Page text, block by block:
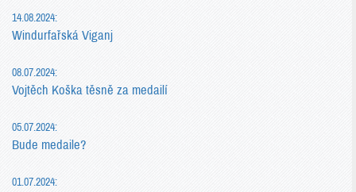
14.08.2024:
Windurfařská Viganj
08.07.2024:
Vojtěch Koška těsně za medailí
05.07.2024:
Bude medaile?
01.07.2024: